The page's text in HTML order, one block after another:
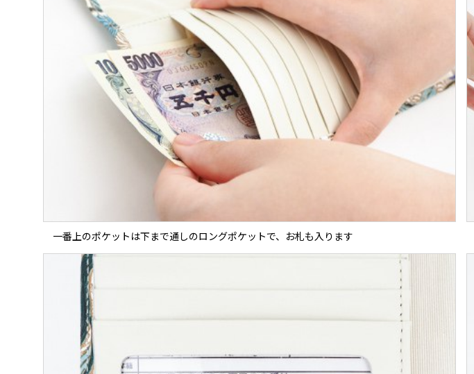
一番上のポケットは下まで通しのロングポケットで、お札も入ります